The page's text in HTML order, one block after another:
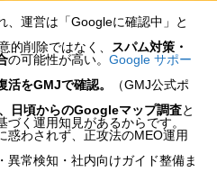
、運営は「Googleに確認中」と
的削除ではなく、
スパム対策・
の可能性が高い。 Google サポー
をGMJで確認。
（GMJ公式ポ
日頃からのGoogleマップ調査と
づく運用知見があるからです。
惑わされず、正攻法のMEO運用
異常検知・社内向けガイド整備ま